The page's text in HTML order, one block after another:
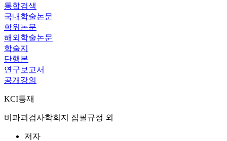
통합검색
국내학술논문
학위논문
해외학술논문
학술지
단행본
연구보고서
공개강의
KCI등재
비파괴검사학회지 집필규정 외
저자